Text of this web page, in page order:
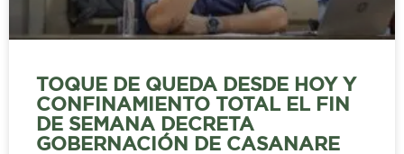
TOQUE DE QUEDA DESDE HOY Y
CONFINAMIENTO TOTAL EL FIN
DE SEMANA DECRETA
GOBERNACIÓN DE CASANARE